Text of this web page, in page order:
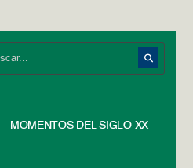
MOMENTOS DEL SIGLO XX